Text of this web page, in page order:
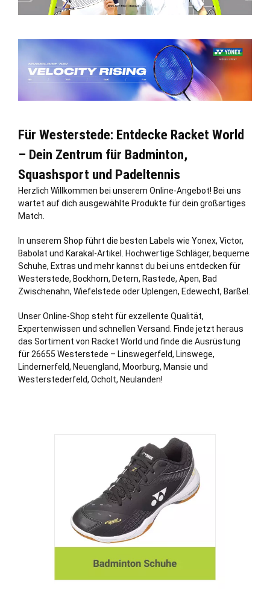
Für Westerstede: Entdecke Racket World
– Dein Zentrum für Badminton,
Squashsport und Padeltennis
Herzlich Willkommen bei unserem Online-Angebot! Bei uns
wartet auf dich ausgewählte Produkte für dein großartiges
Match.
In unserem Shop führt die besten Labels wie Yonex, Victor,
Babolat und Karakal-Artikel. Hochwertige Schläger, bequeme
Schuhe, Extras und mehr kannst du bei uns entdecken für
Westerstede, Bockhorn, Detern, Rastede, Apen, Bad
Zwischenahn, Wiefelstede oderUplengen, Edewecht, Barßel
Unser Online-Shop steht für exzellente Qualität,
Expertenwissen und schnellen Versand. Finde jetzt heraus
das Sortiment von Racket World und finde die Ausrüstung
für 26655 Westerstede – Linswegerfeld, Linswege,
Lindernerfeld, Neuengland, Moorburg, Mansie und
Westerstederfeld, Ocholt, Neulanden!